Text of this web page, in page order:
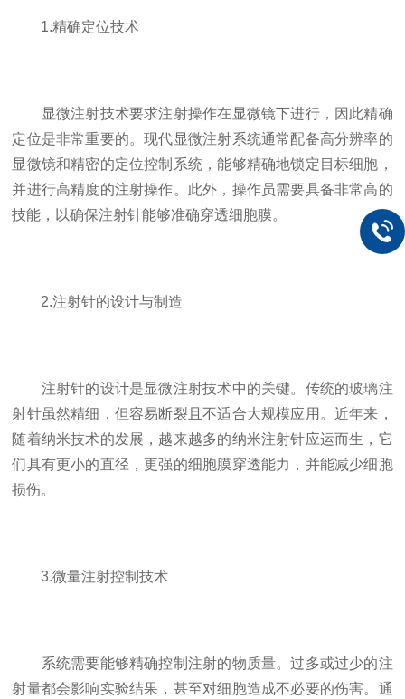
1.精确定位技术
显微注射技术要求注射操作在显微镜下进行，因此精确
定位是非常重要的。现代显微注射系统通常配备高分辨率的
显微镜和精密的定位控制系统，能够精确地锁定目标细胞，
并进行高精度的注射操作。此外，操作员需要具备非常高的
技能，以确保注射针能够准确穿透细胞膜。
2.注射针的设计与制造
注射针的设计是显微注射技术中的关键。传统的玻璃注
射针虽然精细，但容易断裂且不适合大规模应用。近年来，
随着纳米技术的发展，越来越多的纳米注射针应运而生，它
们具有更小的直径，更强的细胞膜穿透能力，并能减少细胞
损伤。
3.微量注射控制技术
系统需要能够精确控制注射的物质量。过多或过少的注
射量都会影响实验结果，甚至对细胞造成不必要的伤害。通